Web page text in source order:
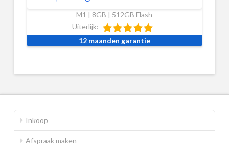
M1 | 8GB | 512GB Flash
Uiterlijk:
12 maanden garantie
Inkoop
Afspraak maken